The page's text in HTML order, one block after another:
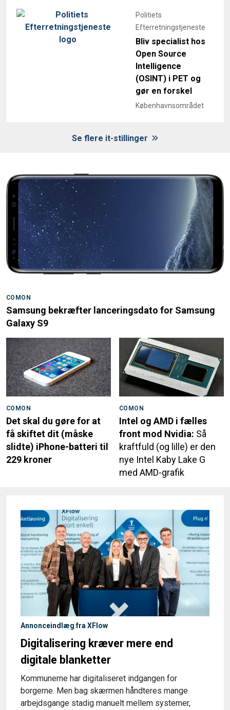
Politiets
Efterretningstjeneste
Bliv specialist hos
Open Source
Intelligence
(OSINT) i PET og
gør en forskel
Københavnsområdet
Se flere it-stillinger
COMON
Samsung bekræfter lanceringsdato for Samsung
Galaxy S9
COMON
Det skal du gøre for at
få skiftet dit (måske
slidte) iPhone-batteri til
229 kroner
COMON
Intel og AMD i fælles
front mod Nvidia: Så
kraftfuld (og lille) er den
nye Intel Kaby Lake G
med AMD-grafik
Annonceindlæg fra XFlow
Digitalisering kræver mere end
digitale blanketter
Kommunerne har digitaliseret indgangen for
borgerne. Men bag skærmen håndteres mange
arbejdsgange stadig manuelt mellem systemer,